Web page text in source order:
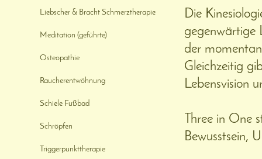
Die
gegenwärtige
der
Gleichzeitig
Lebensvision
Three in One
Bewusstsein,
Liebscher & Bracht Schmerztherapie
Meditation (geführte)
Osteopathie
Raucherentwöhnung
Schiele Fußbad
Schröpfen
Triggerpunkttherapie